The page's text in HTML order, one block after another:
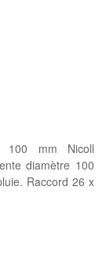
100 mm Nicoll
diamètre 100
Raccord 26 x